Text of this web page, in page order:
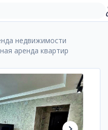
недвижимости
аренда квартир